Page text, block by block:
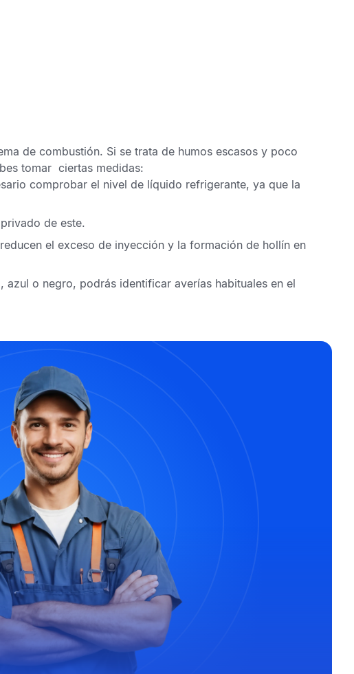
de combustión. Si se trata de humos escasos y poco
tomar ciertas medidas:
comprobar el nivel de líquido refrigerante, ya que la
de este.
el exceso de inyección y la formación de hollín en
o negro, podrás identificar averías habituales en el